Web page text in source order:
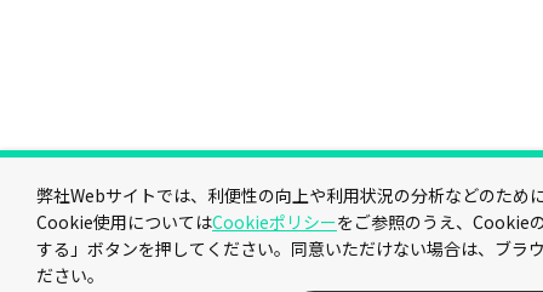
弊社Webサイトでは、利便性の向上や利用状況の分析などのため
Cookie使用についてはCookieポリシーをご参照のうえ、Cookie
する」ボタンを押してください。同意いただけない場合は、ブラ
ださい。